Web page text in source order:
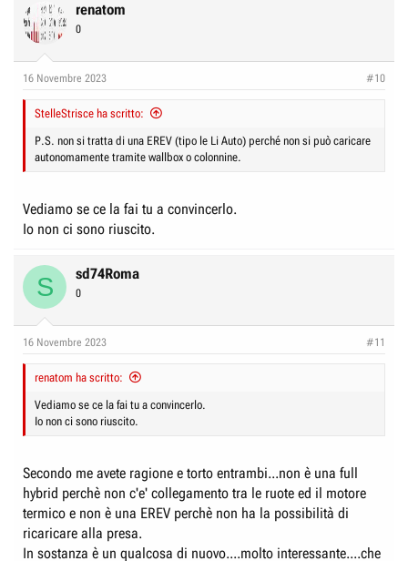
renatom
0
16 Novembre 2023 #10
StelleStrisce ha scritto:
P.S. non si tratta di una EREV (tipo le Li Auto) perché non si può caricare
autonomamente tramite wallbox o colonnine.
Vediamo se ce la fai tu a convincerlo.
Io non ci sono riuscito.
S sd74Roma
0
16 Novembre 2023 #11
renatom ha scritto:
Vediamo se ce la fai tu a convincerlo.
Io non ci sono riuscito.
Secondo me avete ragione e torto entrambi...non è una full
hybrid perchè non c'e' collegamento tra le ruote ed il motore
termico e non è una EREV perchè non ha la possibilità di
ricaricare alla presa.
In sostanza è un qualcosa di nuovo....molto interessante....che